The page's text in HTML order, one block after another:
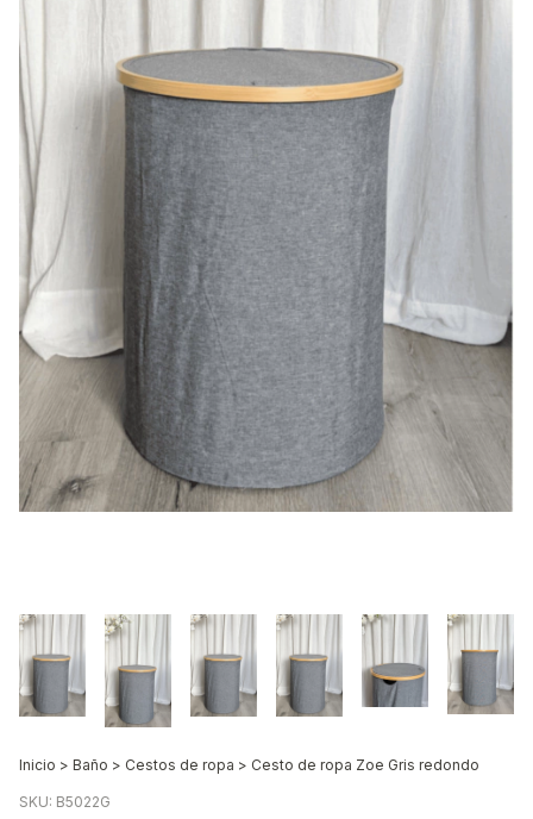
Inicio > Baño > Cestos de ropa > Cesto de ropa Zoe Gris redondo
SKU: B5022G